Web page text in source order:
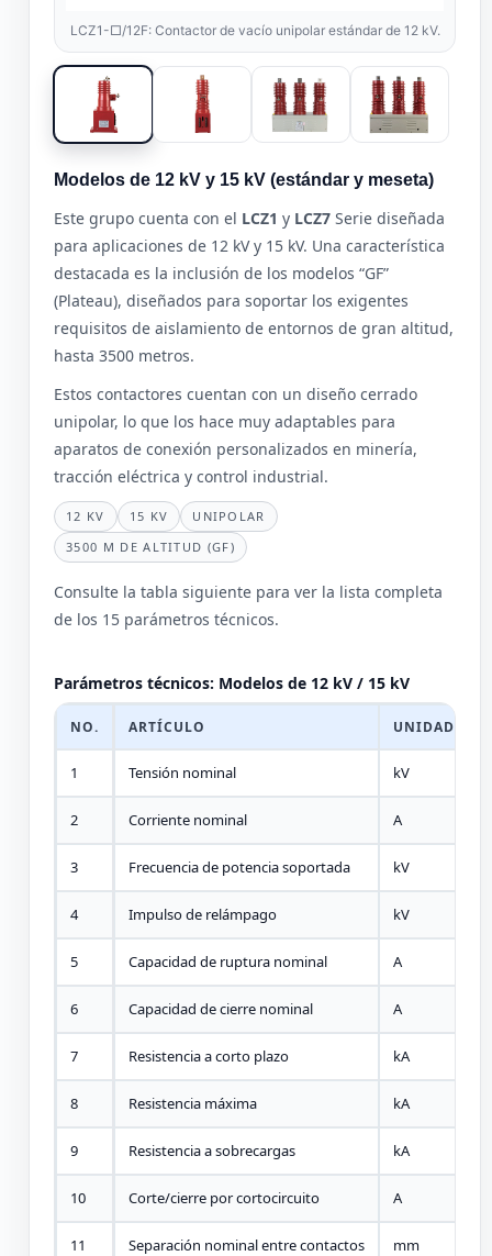
LCZ1-□/12F: Contactor de vacío unipolar estándar de 12 kV.
Modelos de 12 kV y 15 kV (estándar y meseta)
Este grupo cuenta con el LCZ1 y LCZ7 Serie diseñada
para aplicaciones de 12 kV y 15 kV. Una característica
destacada es la inclusión de los modelos “GF”
(Plateau), diseñados para soportar los exigentes
requisitos de aislamiento de entornos de gran altitud,
hasta 3500 metros.
Estos contactores cuentan con un diseño cerrado
unipolar, lo que los hace muy adaptables para
aparatos de conexión personalizados en minería,
tracción eléctrica y control industrial.
12 KV 15 KV
UNIPOLAR
3500 M DE ALTITUD (GF)
Consulte la tabla siguiente para ver la lista completa
de los 15 parámetros técnicos.
Parámetros técnicos: Modelos de 12 kV / 15 kV
NO. ARTÍCULO UNIDAD
1 Tensión nominal kV
2 Corriente nominal A
3 Frecuencia de potencia soportada kV
4 Impulso de relámpago kV
5 Capacidad de ruptura nominal A
6 Capacidad de cierre nominal A
7 Resistencia a corto plazo kA
8 Resistencia máxima kA
9 Resistencia a sobrecargas kA
10 Corte/cierre por cortocircuito A
11 Separación nominal entre contactos mm